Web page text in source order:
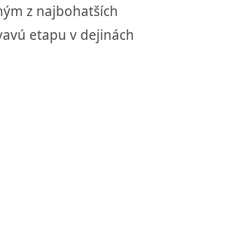
z najbohatších
etapu v dejinách